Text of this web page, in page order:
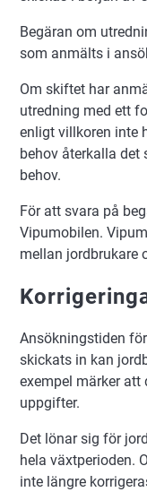
Begäran om
som anmälts i
Om skiftet har
utredning med ett
enligt villkoren inte
behov återkalla det
behov.
För att svara på
Vipumobilen.
mellan jordbrukare
Ansökningstiden
skickats in kan
exempel märker
uppgifter.
Det lönar sig för
hela växtperioden.
inte längre